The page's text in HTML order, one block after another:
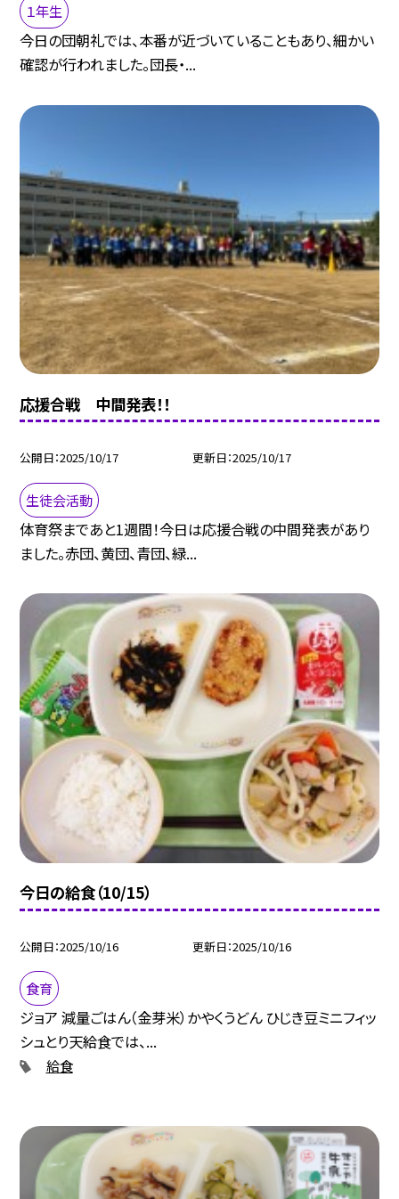
１年生
今日の団朝礼では、本番が近づいていることもあり、細かい
確認が行われました。団長・...
応援合戦 中間発表！！
公開日 2025/10/17 更新日 2025/10/17
生徒会活動
体育祭まであと1週間！今日は応援合戦の中間発表があり
ました。赤団、黄団、青団、緑...
今日の給食（10/15）
公開日 2025/10/16 更新日 2025/10/16
食育
ジョア 減量ごはん（金芽米）かやくうどん ひじき豆ミニフィッ
シュとり天給食では、...
給食